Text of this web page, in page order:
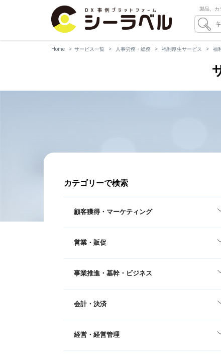
製品、カ
Home サービス一覧 人事労務・総務 福利厚生サービス 福
カテゴリーで検索
顧客獲得・マーケティング
営業・販促
事業推進・基幹・ビジネス
会計・決済
経営・経営管理